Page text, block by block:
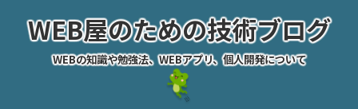
WEB屋のための技術ブログ
WEBの知識や勉強法、WEBアプリ、個人開発について